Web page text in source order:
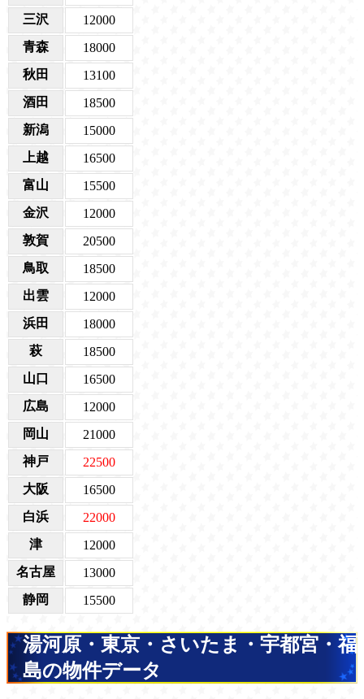
三沢
12000
青森
18000
秋田
13100
酒田
18500
新潟
15000
上越
16500
富山
15500
金沢
12000
敦賀
20500
鳥取
18500
出雲
12000
浜田
18000
萩
18500
山口
16500
広島
12000
岡山
21000
神戸
22500
大阪
16500
白浜
22000
津
12000
名古屋
13000
静岡
15500
湯河原・東京・さいたま・宇都宮・福
島の物件データ